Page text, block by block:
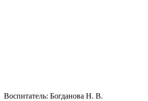
Воспитатель: Богданова Н. В.